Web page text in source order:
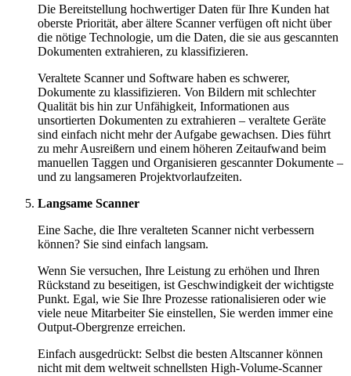
Die Bereitstellung hochwertiger Daten für Ihre Kunden hat
oberste Priorität, aber ältere Scanner verfügen oft nicht über
die nötige Technologie, um die Daten, die sie aus gescannten
Dokumenten extrahieren, zu klassifizieren.
Veraltete Scanner und Software haben es schwerer,
Dokumente zu klassifizieren. Von Bildern mit schlechter
Qualität bis hin zur Unfähigkeit, Informationen aus
unsortierten Dokumenten zu extrahieren – veraltete Geräte
sind einfach nicht mehr der Aufgabe gewachsen. Dies führt
zu mehr Ausreißern und einem höheren Zeitaufwand beim
manuellen Taggen und Organisieren gescannter Dokumente –
und zu langsameren Projektvorlaufzeiten.
Langsame Scanner
Eine Sache, die Ihre veralteten Scanner nicht verbessern
können? Sie sind einfach langsam.
Wenn Sie versuchen, Ihre Leistung zu erhöhen und Ihren
Rückstand zu beseitigen, ist Geschwindigkeit der wichtigste
Punkt. Egal, wie Sie Ihre Prozesse rationalisieren oder wie
viele neue Mitarbeiter Sie einstellen, Sie werden immer eine
Output-Obergrenze erreichen.
Einfach ausgedrückt: Selbst die besten Altscanner können
nicht mit dem weltweit schnellsten High-Volume-Scanner